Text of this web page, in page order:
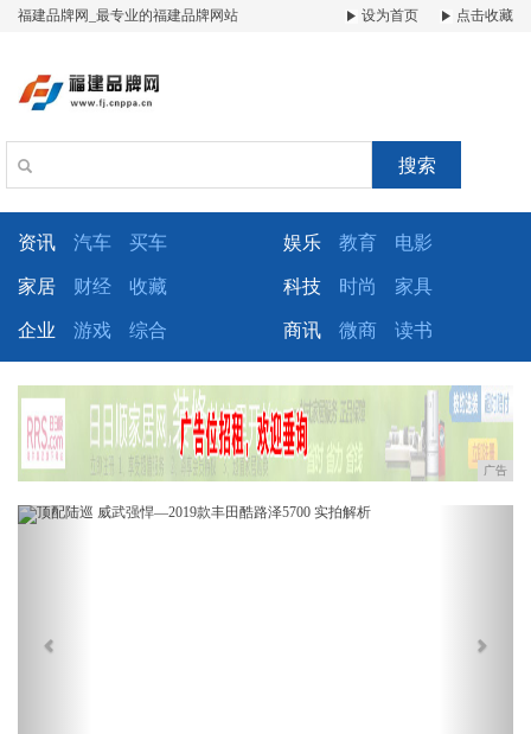
福建品牌网_最专业的福建品牌网站 设为首页 点击收藏
搜索
资讯 汽车 买车 娱乐 教育 电影
家居 财经 收藏 科技 时尚 家具
企业 游戏 综合 商讯 微商 读书
广告
Previous